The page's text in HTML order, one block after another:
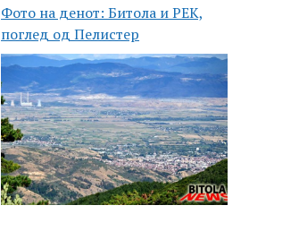
Фото на денот: Битола и РЕК,
поглед од Пелистер